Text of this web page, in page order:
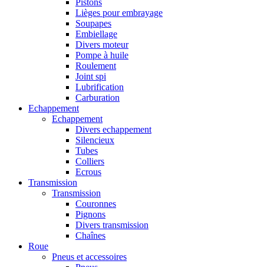
Pistons
Lièges pour embrayage
Soupapes
Embiellage
Divers moteur
Pompe à huile
Roulement
Joint spi
Lubrification
Carburation
Echappement
Echappement
Divers echappement
Silencieux
Tubes
Colliers
Ecrous
Transmission
Transmission
Couronnes
Pignons
Divers transmission
Chaînes
Roue
Pneus et accessoires